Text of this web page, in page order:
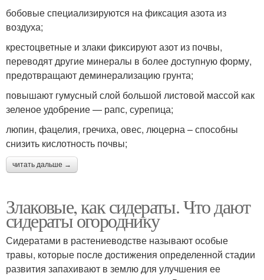
бобовые специализируются на фиксация азота из
воздуха;
крестоцветные и злаки фиксируют азот из почвы,
переводят другие минералы в более доступную форму,
предотвращают деминерализацию грунта;
повышают гумусный слой большой листовой массой как
зеленое удобрение — рапс, сурепица;
люпин, фацелия, гречиха, овес, люцерна – способны
снизить кислотность почвы;
читать дальше →
Злаковые, как сидераты. Что дают
сидераты огороднику
Сидератами в растениеводстве называют особые
травы, которые после достижения определенной стадии
развития запахивают в землю для улучшения ее